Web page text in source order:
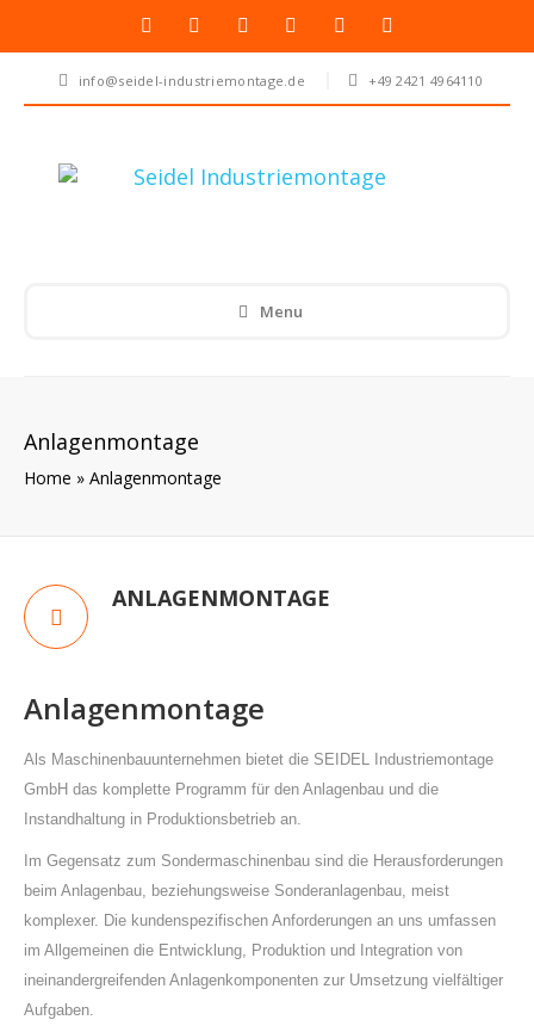
info@seidel-industriemontage.de +49 2421 4964110
Menu
Anlagenmontage
Home » Anlagenmontage
ANLAGENMONTAGE
Anlagenmontage
Als Maschinenbauunternehmen bietet die SEIDEL Industriemontage
GmbH das komplette Programm für den Anlagenbau und die
Instandhaltung in Produktionsbetrieb an.
Im Gegensatz zum Sondermaschinenbau sind die Herausforderungen
beim Anlagenbau, beziehungsweise Sonderanlagenbau, meist
komplexer. Die kundenspezifischen Anforderungen an uns umfassen
im Allgemeinen die Entwicklung, Produktion und Integration von
ineinandergreifenden Anlagenkomponenten zur Umsetzung vielfältiger
Aufgaben.